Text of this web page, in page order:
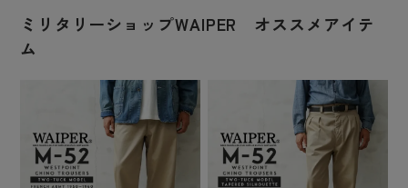
ミリタリーショップWAIPER オススメアイテ
ム